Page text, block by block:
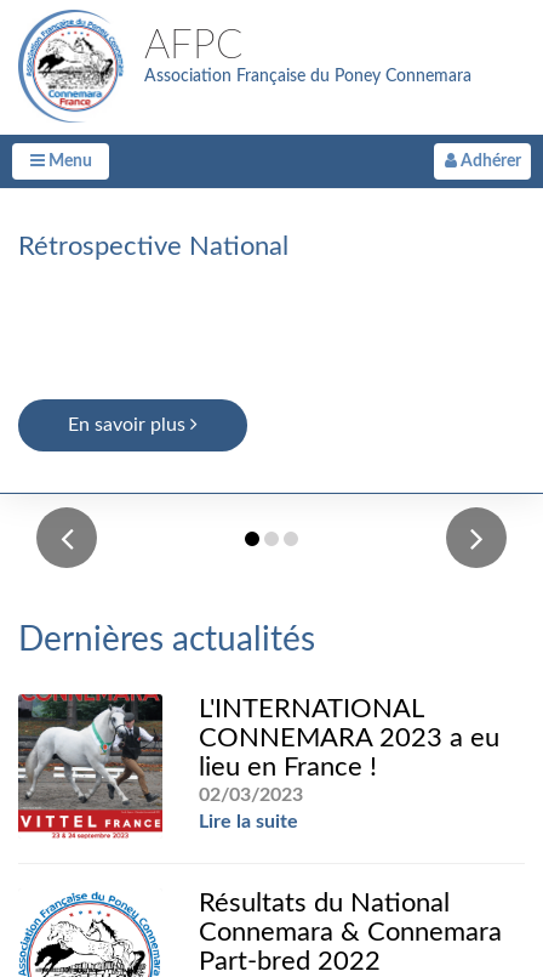
AFPC
Association Française du Poney Connemara
Menu Adhérer
Rétrospective National
En savoir plus
Dernières actualités
L'INTERNATIONAL
CONNEMARA 2023 a eu
lieu en France !
02/03/2023
Lire la suite
Résultats du National
Connemara & Connemara
Part-bred 2022